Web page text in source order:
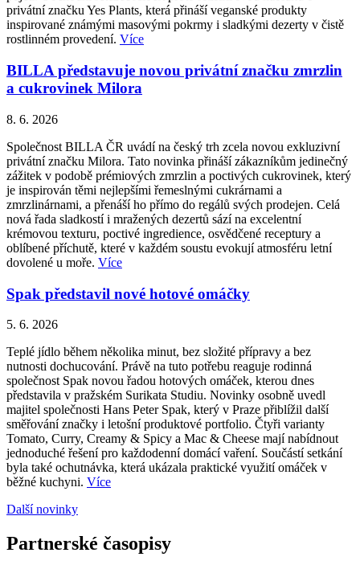
privátní značku Yes Plants, která přináší veganské produkty
inspirované známými masovými pokrmy i sladkými dezerty v čistě
rostlinném provedení. Více
BILLA představuje novou privátní značku zmrzlin
a cukrovinek Milora
8. 6. 2026
Společnost BILLA ČR uvádí na český trh zcela novou exkluzivní
privátní značku Milora. Tato novinka přináší zákazníkům jedinečný
zážitek v podobě prémiových zmrzlin a poctivých cukrovinek, který
je inspirován těmi nejlepšími řemeslnými cukrárnami a
zmrzlinárnami, a přenáší ho přímo do regálů svých prodejen. Celá
nová řada sladkostí i mražených dezertů sází na excelentní
krémovou texturu, poctivé ingredience, osvědčené receptury a
oblíbené příchutě, které v každém soustu evokují atmosféru letní
dovolené u moře. Více
Spak představil nové hotové omáčky
5. 6. 2026
Teplé jídlo během několika minut, bez složité přípravy a bez
nutnosti dochucování. Právě na tuto potřebu reaguje rodinná
společnost Spak novou řadou hotových omáček, kterou dnes
představila v pražském Surikata Studiu. Novinky osobně uvedl
majitel společnosti Hans Peter Spak, který v Praze přiblížil další
směřování značky i letošní produktové portfolio. Čtyři varianty
Tomato, Curry, Creamy & Spicy a Mac & Cheese mají nabídnout
jednoduché řešení pro každodenní domácí vaření. Součástí setkání
byla také ochutnávka, která ukázala praktické využití omáček v
běžné kuchyni. Více
Další novinky
Partnerské časopisy